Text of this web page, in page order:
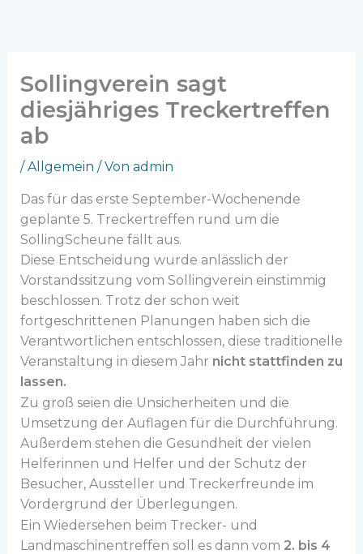
Sollingverein sagt
diesjähriges Treckertreffen
ab
/Allgemein / Von admin
Das für das erste September-Wochenende
geplante 5. Treckertreffen rund um die
SollingScheune fällt aus.
Diese Entscheidung wurde anlässlich der
Vorstandssitzung vom Sollingverein einstimmig
beschlossen. Trotz der schon weit
fortgeschrittenen Planungen haben sich die
Verantwortlichen entschlossen, diese traditionelle
Veranstaltung in diesem Jahr nicht stattfinden zu
lassen.
Zu groß seien die Unsicherheiten und die
Umsetzung der Auflagen für die Durchführung.
Außerdem stehen die Gesundheit der vielen
Helferinnen und Helfer und der Schutz der
Besucher, Aussteller und Treckerfreunde im
Vordergrund der Überlegungen.
Ein Wiedersehen beim Trecker- und
Landmaschinentreffen soll es dann vom 2. bis 4